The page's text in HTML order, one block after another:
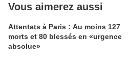
Vous aimerez aussi
Attentats à Paris : Au moins 127
morts et 80 blessés en «urgence
absolue»